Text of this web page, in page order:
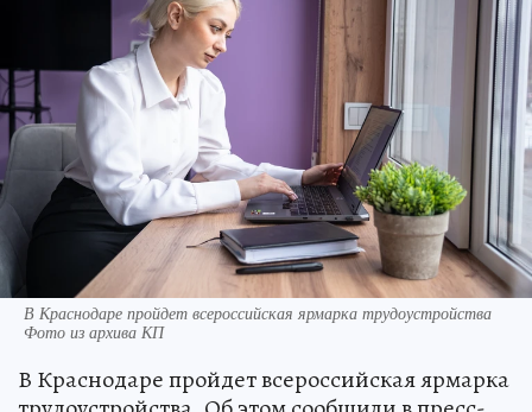
В Краснодаре пройдет всероссийская ярмарка трудоустройства
Фото из архива КП
В Краснодаре пройдет всероссийская ярмарка